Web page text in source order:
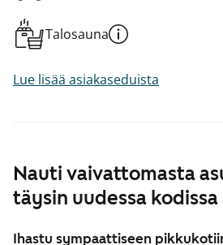
Nauti vaivattomasta
täysin uudessa kodissa
Ihastu sympaattiseen
Talosauna
Lue lisää asiakaseduista